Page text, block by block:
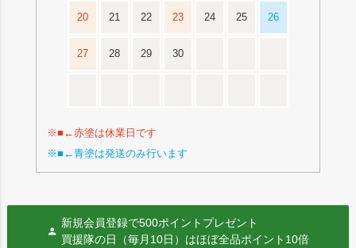
20 21 22 23 24 25 26
27 28 29 30
※■←赤塗は休業日です
※■←青塗は発送のみ行います
新規会員登録で500ポイントプレゼント
買援隊の日（毎月10日）はほぼ全品ポイント10倍